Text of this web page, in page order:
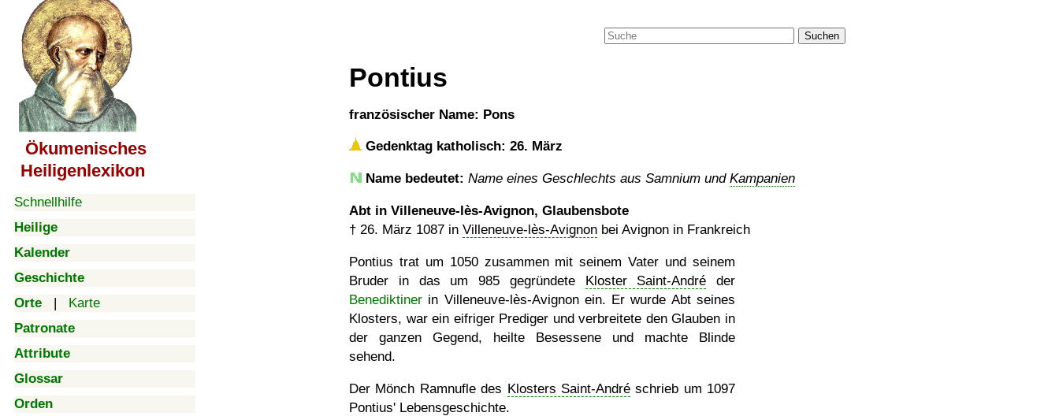
Ökumenisches
Heiligenlexikon
Schnellhilfe
Heilige
Kalender
Geschichte
Orte | Karte
Patronate
Attribute
Glossar
Orden
Suchen
Pontius
französischer Name: Pons
Gedenktag katholisch: 26. März
Name bedeutet: Name eines Geschlechts aus Samnium und Kampanien
Abt in Villeneuve-lès-Avignon, Glaubensbote
† 26. März 1087 in Villeneuve-lès-Avignon bei Avignon in Frankreich
Pontius trat um 1050 zusammen mit seinem Vater und seinem
Bruder in das um 985 gegründete Kloster Saint-André der
Benediktiner in Villeneuve-lès-Avignon ein. Er wurde Abt seines
Klosters, war ein eifriger Prediger und verbreitete den Glauben in
der ganzen Gegend, heilte Besessene und machte Blinde
sehend.
Der Mönch Ramnufle des Klosters Saint-Andréschrieb um 1097
Pontius' Lebensgeschichte.